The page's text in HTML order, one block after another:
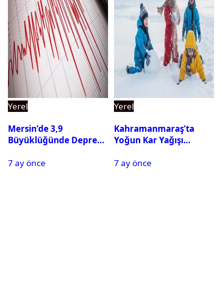
Yerel
Mersin’de 3,9
Büyüklüğünde Deprem
7 ay önce
Yerel
Kahramanmaraş’ta
Yoğun Kar Yağışı
Tatil
7 ay önce